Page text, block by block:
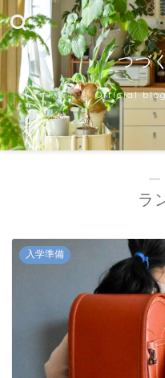
つづ
Official
―
ラ
入学準備